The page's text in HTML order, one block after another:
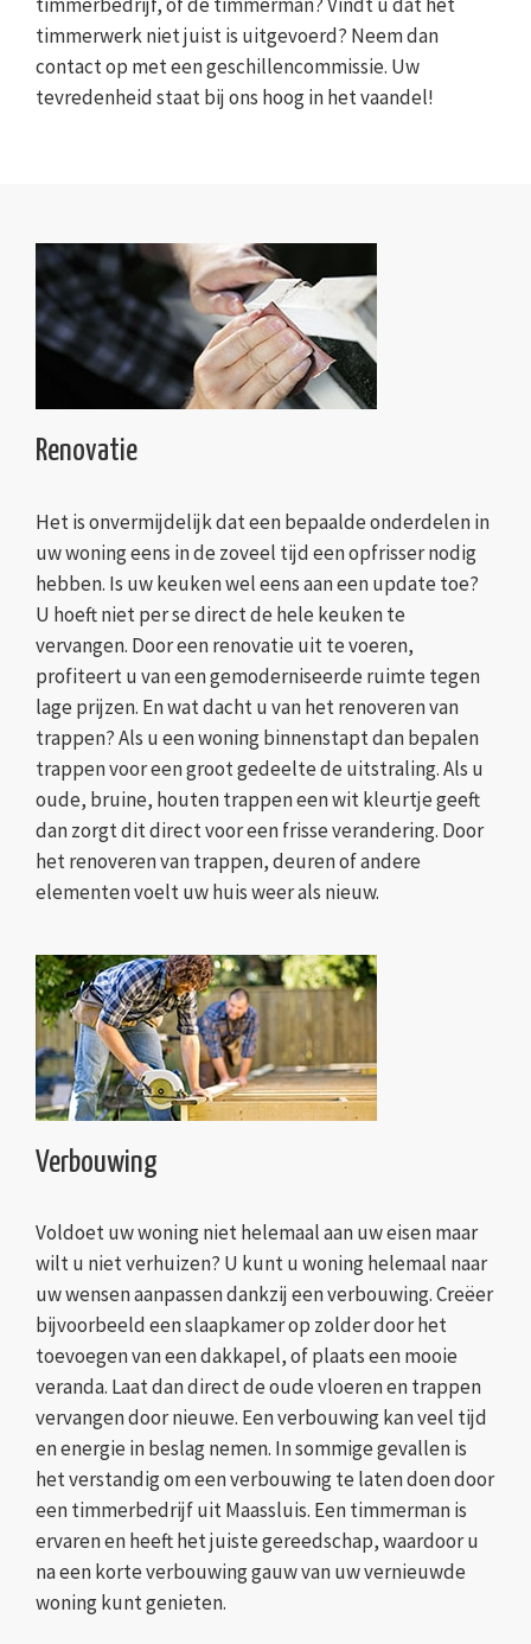
timmerwerk niet juist is uitgevoerd? Neem dan
contact op met een geschillencommissie. Uw
tevredenheid staat bij ons hoog in het vaandel!
Renovatie
Het is onvermijdelijk dat een bepaalde onderdelen in
uw woning eens in de zoveel tijd een opfrisser nodig
hebben. Is uw keuken wel eens aan een update toe?
U hoeft niet per se direct de hele keuken te
vervangen. Door een renovatie uit te voeren,
profiteert u van een gemoderniseerde ruimte tegen
lage prijzen. En wat dacht u van het renoveren van
trappen? Als u een woning binnenstapt dan bepalen
trappen voor een groot gedeelte de uitstraling. Als u
oude, bruine, houten trappen een wit kleurtje geeft
dan zorgt dit direct voor een frisse verandering. Door
het renoveren van trappen, deuren of andere
elementen voelt uw huis weer als nieuw.
Verbouwing
Voldoet uw woning niet helemaal aan uw eisen maar
wilt u niet verhuizen? U kunt u woning helemaal naar
uw wensen aanpassen dankzij een verbouwing. Creëer
bijvoorbeeld een slaapkamer op zolder door het
toevoegen van een dakkapel, of plaats een mooie
veranda. Laat dan direct de oude vloeren en trappen
vervangen door nieuwe. Een verbouwing kan veel tijd
en energie in beslag nemen. In sommige gevallen is
het verstandig om een verbouwing te laten doen door
een timmerbedrijf uit Maassluis. Een timmerman is
ervaren en heeft het juiste gereedschap, waardoor u
na een korte verbouwing gauw van uw vernieuwde
woning kunt genieten.